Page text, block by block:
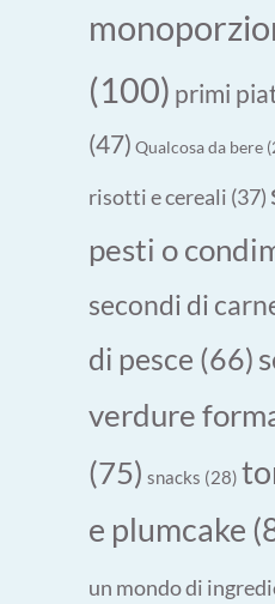
(100) primi
(47) Qualcosa da bere
risotti e cereali (37)
pesti o
secondi di
di pesce (66)
verdure
(75) snacks (28)
e plumcake
un mondo di